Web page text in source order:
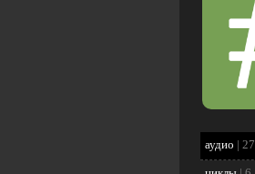
аудио | 27